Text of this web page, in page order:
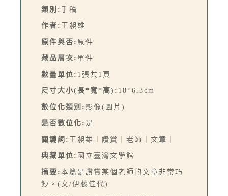
類別: 手稿
作者: 王昶雄
原件與否: 原件
藏品層次: 單件
數量單位: 1張共1頁
尺寸大小(長*寬*高): 18*6.3cm
數位化類別: 影像(圖片)
是否數位化: 是
關鍵詞: 王昶雄︱讚賞｜老師｜文章｜
典藏單位: 國立臺灣文學館
摘要: 本篇是讚賞某個老師的文章非常巧
妙。(文/伊藤佳代)